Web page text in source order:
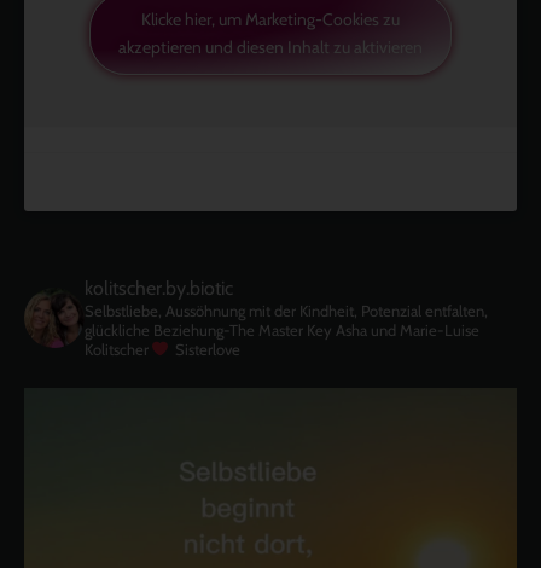
Klicke hier, um Marketing-Cookies zu
akzeptieren und diesen Inhalt zu aktivieren
kolitscher.by.biotic
Selbstliebe, Aussöhnung mit der Kindheit, Potenzial entfalten,
glückliche Beziehung-The Master Key Asha und Marie-Luise
Kolitscher
Sisterlove